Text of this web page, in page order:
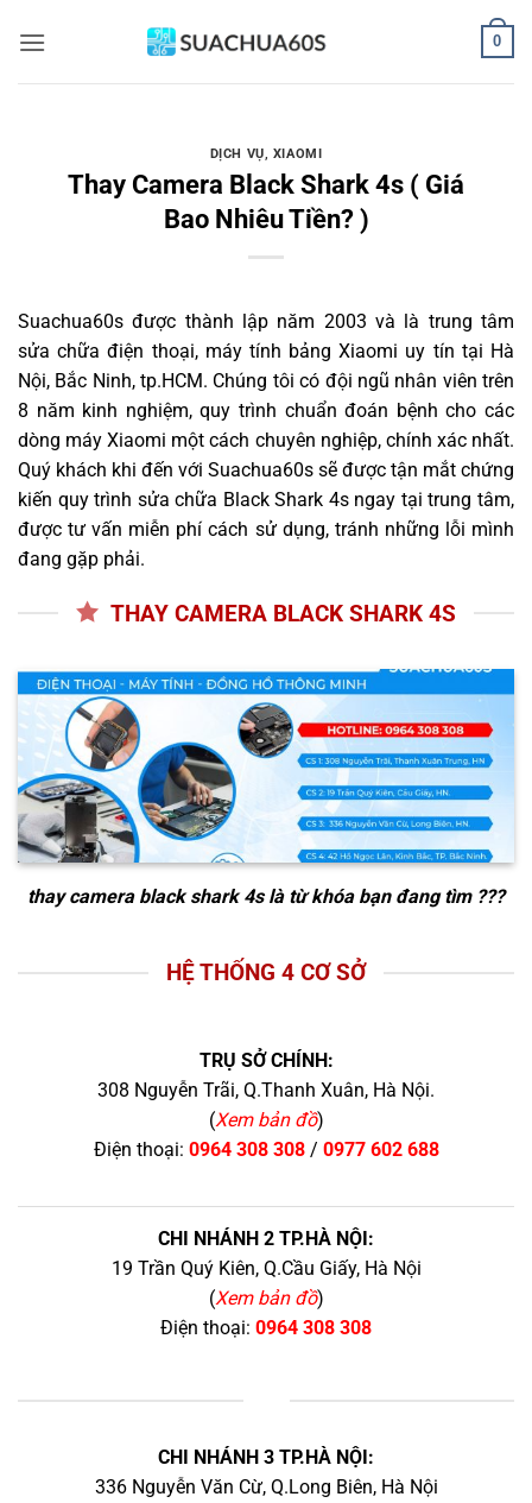
qua
0
DỊCH VỤ, XIAOMI
Thay Camera Black Shark 4s ( Giá
Bao Nhiêu Tiền? )
Suachua60s được thành lập năm 2003 và là trung tâm
sửa chữa điện thoại, máy tính bảng Xiaomi uy tín tại Hà
Nội, Bắc Ninh, tp.HCM. Chúng tôi có đội ngũ nhân viên trên
8 năm kinh nghiệm, quy trình chuẩn đoán bệnh cho các
dòng máy Xiaomi một cách chuyên nghiệp, chính xác nhất.
Quý khách khi đến với Suachua60s sẽ được tận mắt chứng
kiến quy trình sửa chữa Black Shark 4s ngay tại trung tâm,
được tư vấn miễn phí cách sử dụng, tránh những lỗi mình
đang gặp phải.
THAY CAMERA BLACK SHARK 4S
thay camera black shark 4slà từ khóa bạn đang tìm ???
HỆ THỐNG 4 CƠ SỞ
TRỤ SỞ CHÍNH:
308 Nguyễn Trãi, Q.Thanh Xuân, Hà Nội.
(Xem bản đồ)
Điện thoại: 0964 308 308/ 0977 602 688
CHI NHÁNH 2 TP.HÀ NỘI:
19 Trần Quý Kiên, Q.Cầu Giấy, Hà Nội
(Xem bản đồ)
Điện thoại: 0964 308 308
CHI NHÁNH 3 TP.HÀ NỘI:
336 Nguyễn Văn Cừ, Q.Long Biên, Hà Nội